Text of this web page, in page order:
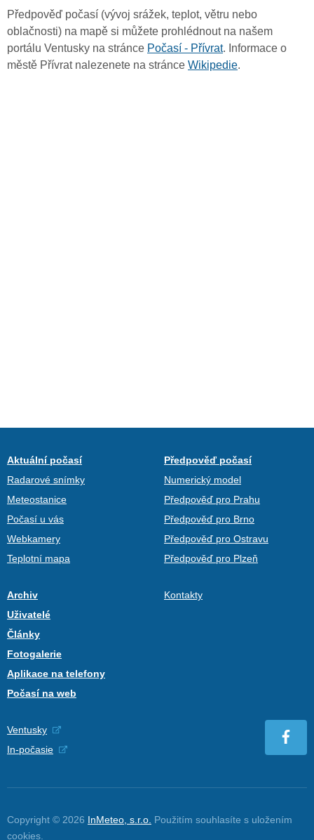
Předpověď počasí (vývoj srážek, teplot, větru nebo
oblačnosti) na mapě si můžete prohlédnout na našem
portálu Ventusky na stránce Počasí - Přívrat. Informace o
městě Přívrat nalezenete na stránce Wikipedie.
Aktuální počasí
Radarové snímky
Meteostanice
Počasí u vás
Webkamery
Teplotní mapa
Předpověď počasí
Numerický model
Předpověď pro Prahu
Předpověď pro Brno
Předpověď pro Ostravu
Předpověď pro Plzeň
Archiv
Uživatelé
Články
Fotogalerie
Aplikace na telefony
Počasí na web
Kontakty
Ventusky
In-počasie
Copyright © 2026 InMeteo, s.r.o. Použitím souhlasíte s uložením
cookies